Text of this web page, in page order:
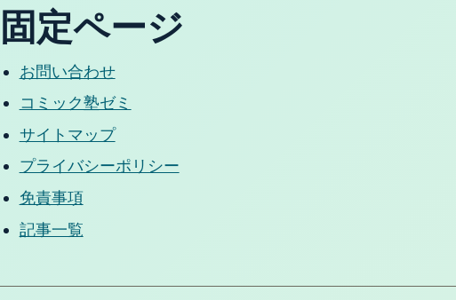
固定ページ
お問い合わせ
コミック塾ゼミ
サイトマップ
プライバシーポリシー
免責事項
記事一覧